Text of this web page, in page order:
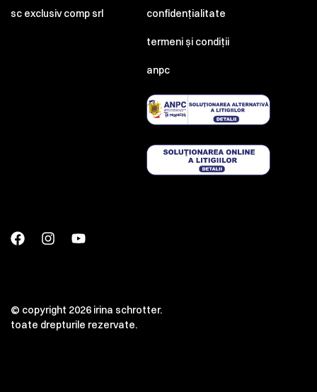
sc exclusiv comp srl confidențialitate
termeni și condiții
anpc
© copyright 2026 irina schrotter.
toate drepturile rezervate.